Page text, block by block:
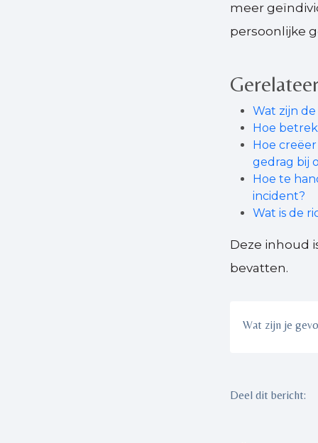
meer
persoonlijke
Wat zijn
Hoe
Hoe
gedrag bij
Hoe te
incident?
Wat is de
Deze inhoud
bevatten.
Wat zijn je
Deel dit bericht: